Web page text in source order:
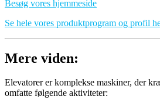
Besøg vores hjemmeside
Se hele vores produktprogram og profil
Mere viden:
Elevatorer er komplekse maskiner, der
omfatte følgende aktiviteter: